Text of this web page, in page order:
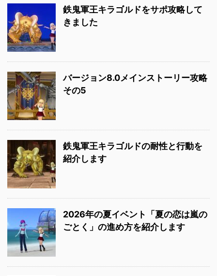
鉄鬼軍王キラゴルドをサポ攻略して
きました
バージョン8.0メインストーリー攻略
その5
鉄鬼軍王キラゴルドの耐性と行動を
紹介します
2026年の夏イベント「夏の恋は嵐の
ごとく」の進め方を紹介します